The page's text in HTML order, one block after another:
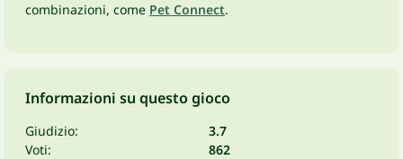
combinazioni, come Pet Connect.
Informazioni su questo gioco
Giudizio:
3.7
Voti:
862